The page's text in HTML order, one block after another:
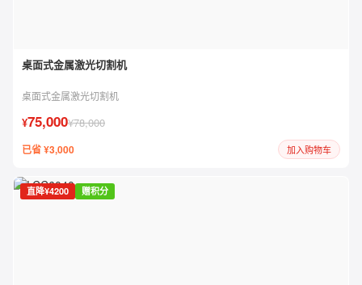
桌面式金属激光切割机
桌面式金属激光切割机
¥75,000¥78,000
已省 ¥3,000 加入购物车
直降¥4200 赠积分